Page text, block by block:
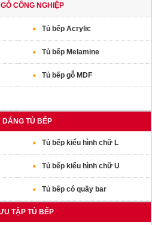
CÔNG NGHIỆP
Tủ bếp Acrylic
Tủ bếp Melamine
Tủ bếp gỗ MDF
DÁNG TỦ BẾP
Tủ bếp kiểu hình chữ L
Tủ bếp kiểu hình chữ U
Tủ bếp có quầy bar
TẬP TỦ BẾP